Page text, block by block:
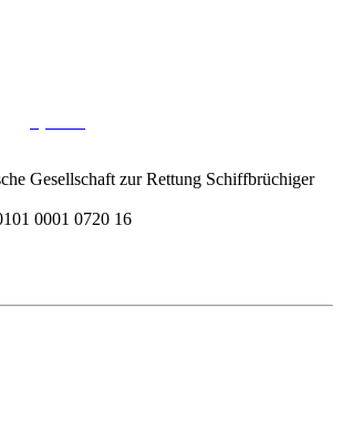
Gesellschaft zur Rettung Schiffbrüchiger
0001 0720 16